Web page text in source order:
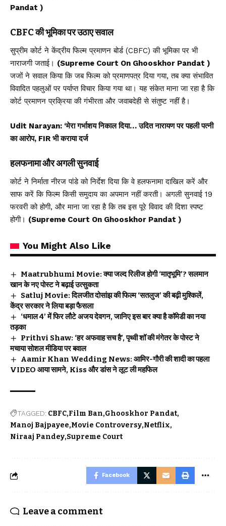
Pandat )
CBFC की भूमिका पर उठाए सवाल
सुप्रीम कोर्ट ने केंद्रीय फिल्म प्रमाणन बोर्ड (CBFC) की भूमिका पर भी
नाराजगी जताई। (Supreme Court On Ghooskhor Pandat )
जजों ने सवाल किया कि जब फिल्म को प्रमाणपत्र दिया गया, तब क्या संभावित
विवादित पहलुओं पर पर्याप्त विचार किया गया था। यह संकेत माना जा रहा है कि
कोर्ट प्रमाणन प्रक्रिया की गंभीरता और जवाबदेही से संतुष्ट नहीं है।
Udit Narayan: ‘मेरा गर्भाशय निकाल दिया… उदित नारायण पर पहली पत्नी
का आरोप, FIR भी कराया दर्ज
हलफनामा और अगली सुनवाई
कोर्ट ने निर्माता नीरज पांडे को निर्देश दिया कि वे हलफनामा दाखिल करें और
साफ करें कि फिल्म किसी समुदाय का अपमान नहीं करती। अगली सुनवाई 19
फरवरी को होगी, और माना जा रहा है कि तब इस पूरे विवाद की दिशा स्पष्ट
होगी। (Supreme Court On Ghooskhor Pandat )
You Might Also Like
Maatrubhumi Movie: क्या जल्द रिलीज होगी ‘मातृभूमि’? सलमान
खान के नए पोस्ट ने बढ़ाई उत्सुकता
Satluj Movie: दिलजीत दोसांझ की फिल्म ‘सतलुज’ की बढ़ी मुश्किलें,
केंद्र सरकार ने लिया बड़ा फैसला
‘धमाल 4’ में फिर लौटे अजय देवगन, जानिए इस बार क्या है कॉमेडी का नया
तड़का
Prithvi Shaw: ‘हर अफवाह सच है’, पृथ्वी शॉ की मंगेतर के पोस्ट ने
मचाया सोशल मीडिया पर बवाल
Aamir Khan Wedding News: आमिर-गौरी की शादी का पहला
VIDEO आया सामने, Kiss और डांस ने लूट ली महफिल
TAGGED: CBFC Film Ban Ghooskhor Pandat
Manoj Bajpayee Movie Controversy Netflix
Niraaj Pandey Supreme Court
Facebook
Leave a comment